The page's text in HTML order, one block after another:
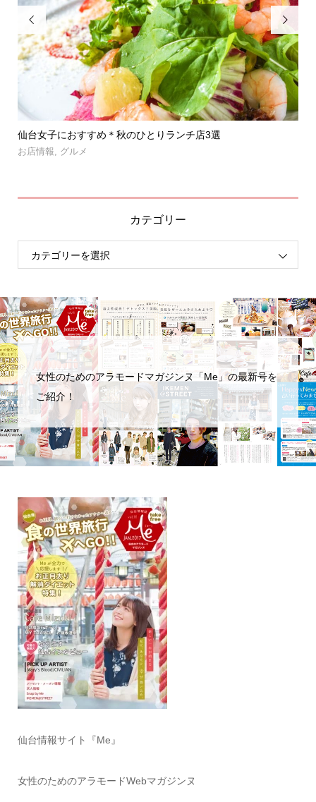

仙台女子におすすめ＊秋のひとりランチ店3選
お店情報 グルメ

カテゴリー
女性のためのアラモードマガジンヌ「Me」の最新号を
ご紹介！
仙台情報サイト『Me』
女性のためのアラモードWebマガジンヌ